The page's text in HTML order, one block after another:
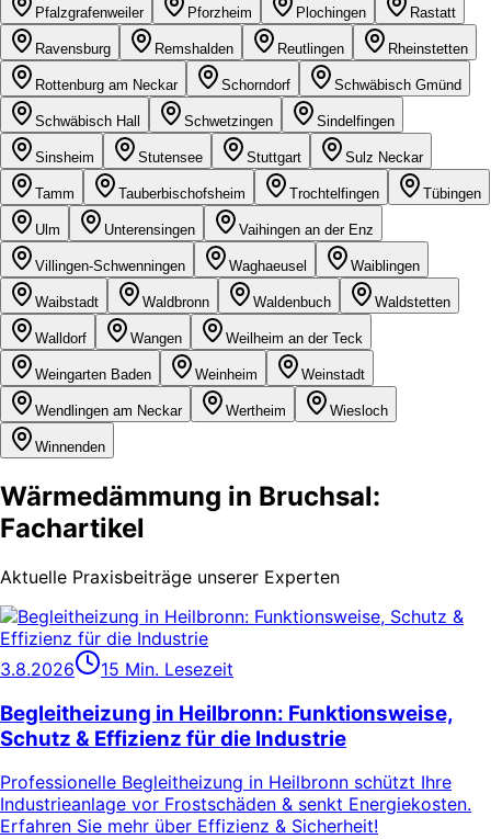
Pfalzgrafenweiler Pforzheim Plochingen Rastatt
Ravensburg Remshalden Reutlingen Rheinstetten
Rottenburg am Neckar Schorndorf Schwäbisch Gmünd
Schwäbisch Hall Schwetzingen Sindelfingen
Sinsheim Stutensee Stuttgart Sulz Neckar
Tamm Tauberbischofsheim Trochtelfingen Tübingen
Ulm Unterensingen Vaihingen an der Enz
Villingen-Schwenningen Waghaeusel Waiblingen
Waibstadt Waldbronn Waldenbuch Waldstetten
Walldorf Wangen Weilheim an der Teck
Weingarten Baden Weinheim Weinstadt
Wendlingen am Neckar Wertheim Wiesloch
Winnenden
Wärmedämmung in Bruchsal:
Fachartikel
Aktuelle Praxisbeiträge unserer Experten
3.8.2026 15 Min. Lesezeit
Begleitheizung in Heilbronn: Funktionsweise,
Schutz & Effizienz für die Industrie
Professionelle Begleitheizung in Heilbronn schützt Ihre
Industrieanlage vor Frostschäden & senkt Energiekosten.
Erfahren Sie mehr über Effizienz & Sicherheit!